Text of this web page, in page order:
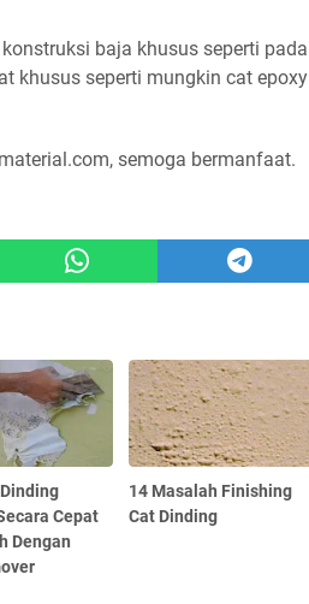
baja khusus seperti pada
khusus seperti mungkin cat epoxy
semoga bermanfaat.
Cepat
Dengan
14 Masalah Finishing
Cat Dinding